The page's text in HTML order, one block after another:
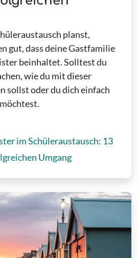
planst,
gut, dass deine Gastfamilie
beinhaltet. Solltest du
wie du mit dieser
sollst oder du dich einfach
im Schüleraustausch: 13
Umgang